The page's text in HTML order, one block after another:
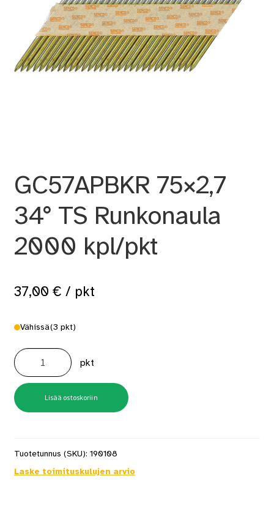
GC57APBKR 75×2,7
34° TS Runkonaula
2000 kpl/pkt
37,00 € / pkt
Vähissä(3 pkt)
GC57APBKR
75x2,7
34°
TS
Runkonaula
2000
kpl/pkt
määrä
pkt
Lisää ostoskoriin
Tuotetunnus (SKU): 190108
Laske toimituskulujen arvio